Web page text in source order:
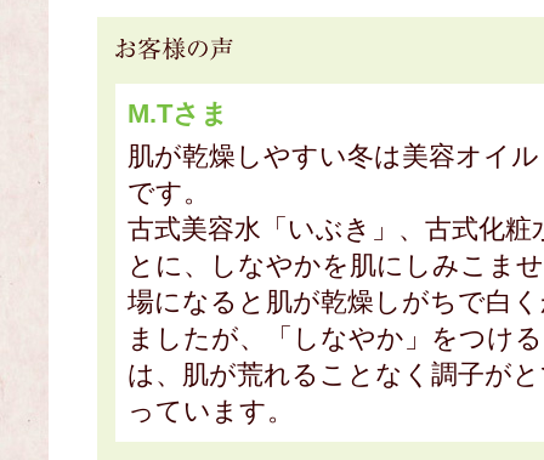
M.Tさま
肌が乾燥しやすい冬は美容オイ
です。
古式美容水「いぶき」、古式化
とに、しなやかを肌にしみこま
場になると肌が乾燥しがちで白
ましたが、「しなやか」をつけ
は、肌が荒れることなく調子が
っています。